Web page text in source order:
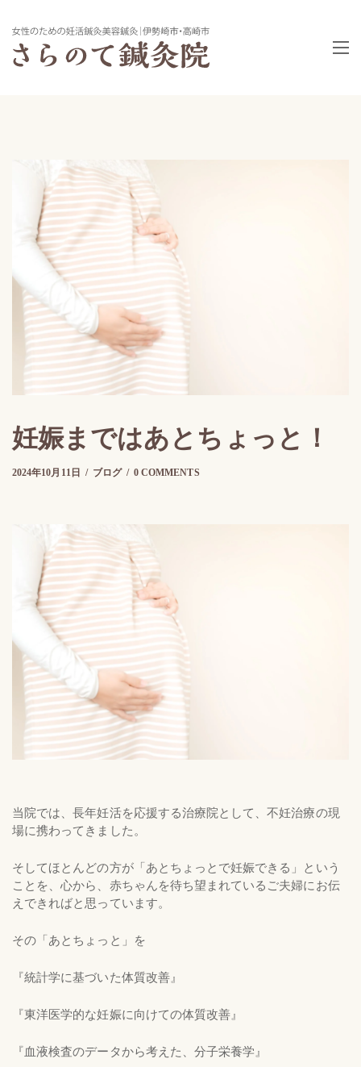
妊娠まではあとちょっと！
2024年10月11日
2025年2月26日 ブログ 0 COMMENTS
byさらのて
当院では、長年妊活を応援する治療院として、不妊治療の現
場に携わってきました。
そしてほとんどの方が「あとちょっとで妊娠できる」という
ことを、心から、赤ちゃんを待ち望まれているご夫婦にお伝
えできればと思っています。
その「あとちょっと」を
『統計学に基づいた体質改善』
『東洋医学的な妊娠に向けての体質改善』
『血液検査のデータから考えた、分子栄養学』